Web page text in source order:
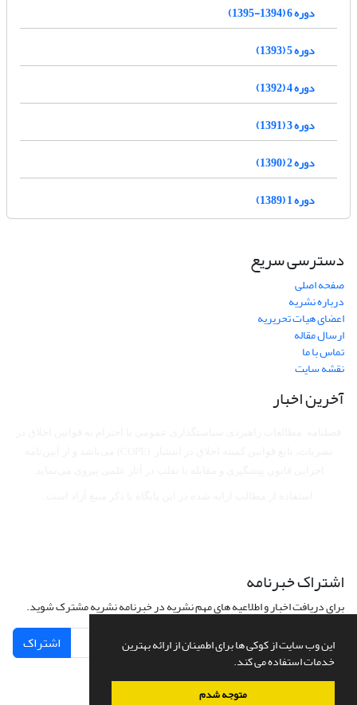
این وب سایت از کوکی ها برای اطمینان از ارائه بهترین
خدمات استفاده می کند.
متوجه شدم
دوره 6 (1394-1395)
دوره 5 (1393)
دوره 4 (1392)
دوره 3 (1391)
دوره 2 (1390)
دوره 1 (1389)
دسترسی سریع
صفحه اصلی
درباره نشریه
اعضای هیات تحریریه
ارسال مقاله
تماس با ما
نقشه سایت
آخرین اخبار
اشتراک خبرنامه
برای دریافت اخبار و اطلاعیه های مهم نشریه در خبرنامه نشریه مشترک شوید.
اشتراک